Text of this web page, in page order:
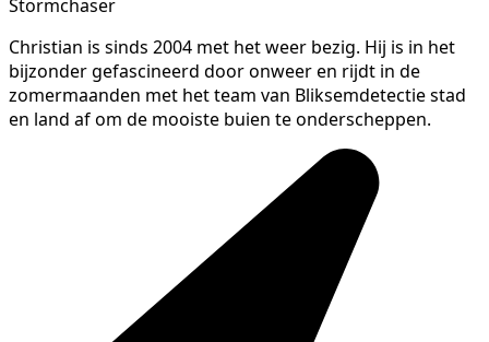
Stormchaser
Christian is sinds 2004 met het weer bezig. Hij is in het
bijzonder gefascineerd door onweer en rijdt in de
zomermaanden met het team van Bliksemdetectie stad
en land af om de mooiste buien te onderscheppen.